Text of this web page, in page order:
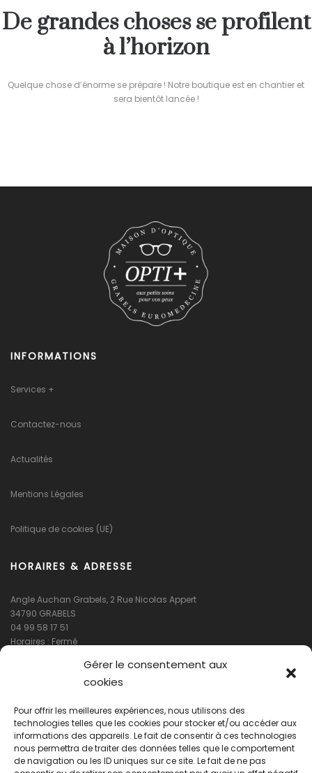
Gérer le consentement aux
cookies
Pour offrir les meilleures expériences, nous utilisons des
technologies telles que les cookies pour stocker et/ou accéder aux
informations des appareils. Le fait de consentir à ces technologies
nous permettra de traiter des données telles que le comportement
de navigation ou les ID uniques sur ce site. Le fait de ne pas
De grandes choses se profilent
à l’horizon
Quelque chose d’énorme se prépare ! Notre boutique est en chantier et
sera bientôt lancée !
INFORMATIONS
Services +
Contactez-nous
Actualités
Mentions Légales
Politique de cookies (UE)
HORAIRES & ADRESSE
Angle Auchan Grabels, 2 Rue Nicolas Appert
34790 GRABELS
04 99 58 17 51
Horaires : Fermé
Cliquez pour accepter les cookies